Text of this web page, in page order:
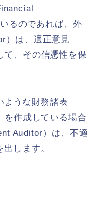
るのであれば、外
）は、適正意見
て、その信憑性を保
ような財務諸表
を作成している場合
Auditor）は、不適
します。